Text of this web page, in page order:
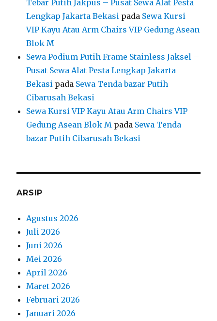
Tebar Putih Jakpus – Pusat Sewa Alat Pesta
Lengkap Jakarta Bekasi pada Sewa Kursi
VIP Kayu Atau Arm Chairs VIP Gedung Asean
Blok M
Sewa Podium Putih Frame Stainless Jaksel –
Pusat Sewa Alat Pesta Lengkap Jakarta
Bekasi pada Sewa Tenda bazar Putih
Cibarusah Bekasi
Sewa Kursi VIP Kayu Atau Arm Chairs VIP
Gedung Asean Blok M pada Sewa Tenda
bazar Putih Cibarusah Bekasi
ARSIP
Agustus 2026
Juli 2026
Juni 2026
Mei 2026
April 2026
Maret 2026
Februari 2026
Januari 2026